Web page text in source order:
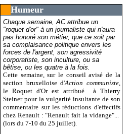
Humeur
Chaque semaine, AC attribue un
"roquet d'or" à un journaliste qui n'aura
pas honoré son métier, que ce soit par
sa complaisance politique envers les
forces de l'argent, son agressivité
corporatiste, son inculture, ou sa
bêtise, ou les quatre à la fois.
Cette semaine, sur le conseil avisé de la
section bruxelloise d'Action communiste,
le Roquet d'Or est attribué
à Thierry
Steiner pour la vulgarité insultante de son
commentaire sur les réductions d'effectifs
chez Renault : "Renault fait la vidange"...
(lors du 7-10 du 25 juillet).